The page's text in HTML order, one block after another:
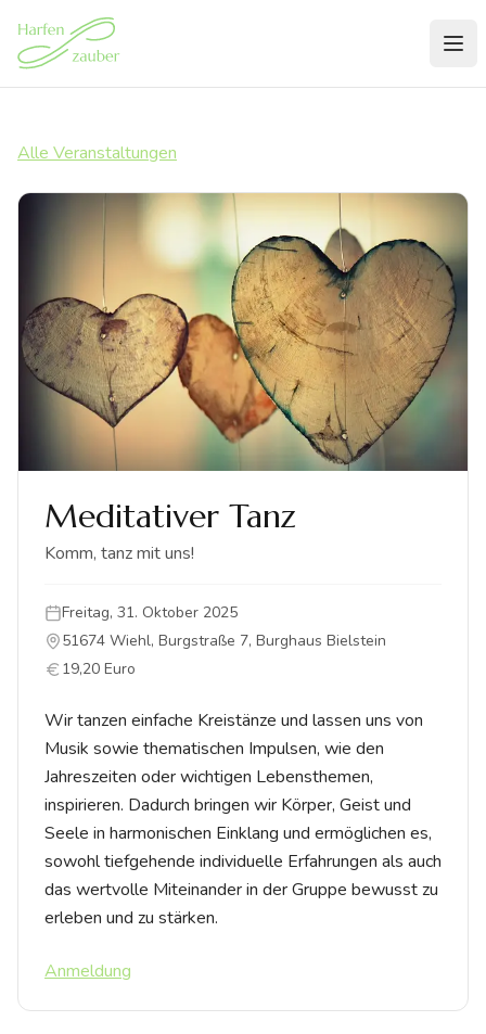
Alle Veranstaltungen
Meditativer Tanz
Komm, tanz mit uns!
Freitag, 31. Oktober 2025
51674 Wiehl, Burgstraße 7, Burghaus Bielstein
19,20 Euro
Wir tanzen einfache Kreistänze und lassen uns von
Musik sowie thematischen Impulsen, wie den
Jahreszeiten oder wichtigen Lebensthemen,
inspirieren. Dadurch bringen wir Körper, Geist und
Seele in harmonischen Einklang und ermöglichen es,
sowohl tiefgehende individuelle Erfahrungen als auch
das wertvolle Miteinander in der Gruppe bewusst zu
erleben und zu stärken.
Anmeldung